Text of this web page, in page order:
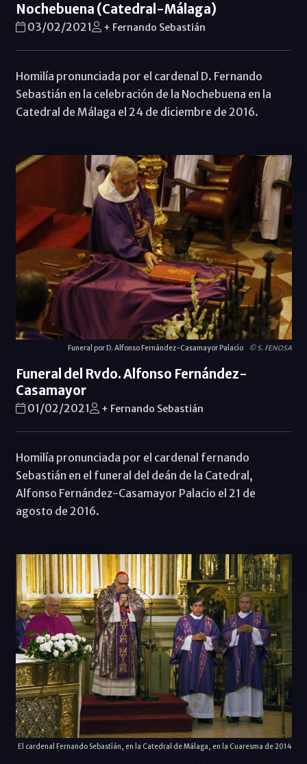
Nochebuena (Catedral-Málaga)
03/02/2021 + Fernando Sebastián
Homilía pronunciada por el cardenal D. Fernando
Sebastián en la celebración de la Nochebuena en la
Catedral de Málaga el 24 de diciembre de 2016.
Funeral por D. Alfonso Fernández-Casamayor Palacio © S. FENOSA
Funeral del Rvdo. Alfonso Fernández-
Casamayor
01/02/2021 + Fernando Sebastián
Homilía pronunciada por el cardenal fernando
Sebastián en el funeral del deán de la Catedral,
Alfonso Fernández-Casamayor Palacio el 21 de
agosto de 2016.
El cardenal Fernando Sebastián, en la Catedral de Málaga, en la Cuaresma de 2014